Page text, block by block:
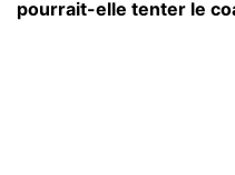
pourrait-elle tenter le